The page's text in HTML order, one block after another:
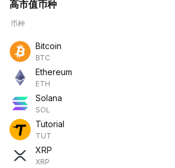
高市值币种
币种
Bitcoin
BTC
Ethereum
ETH
Solana
SOL
Tutorial
TUT
XRP
XRP